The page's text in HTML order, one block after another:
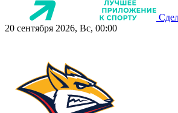
20 сентября 2026, Вс, 00:00